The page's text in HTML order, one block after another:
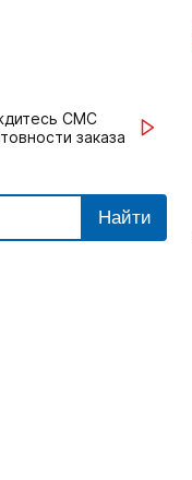
СМС
заказа
Найти